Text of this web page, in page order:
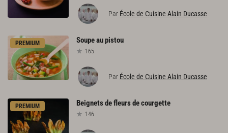
Par École de Cuisine Alain Ducasse
PREMIUM Soupeaupistou
165
Par École de Cuisine Alain Ducasse
PREMIUM Beignetsdefleursdecourgette
146